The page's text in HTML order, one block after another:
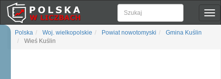
Polska Woj. wielkopolskie Powiat nowotomyski
Gmina Kuślin
Wieś Kuślin